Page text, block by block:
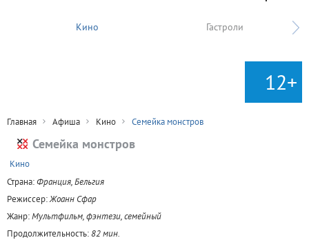
Кино Гастроли
12+
Главная Афиша Кино Семейка монстров
Семейка монстров
Кино
Страна:Франция, Бельгия
Режиссер:Жоанн Сфар
Жанр:Мультфильм, фэнтези, семейный
Продолжительность:82 мин.